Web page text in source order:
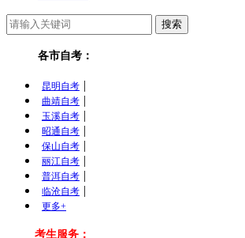
各市自考：
昆明自考 |
曲靖自考 |
玉溪自考 |
昭通自考 |
保山自考 |
丽江自考 |
普洱自考 |
临沧自考 |
更多+
考生服务：